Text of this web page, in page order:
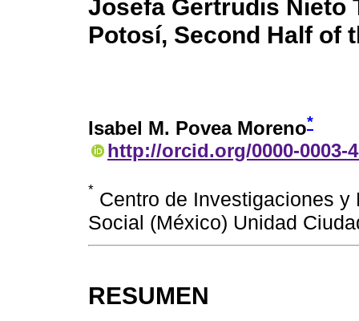
Josefa Gertrudis Nieto
Potosí, Second Half of
Isabel M. Povea Moreno*
http://orcid.org/0000-0003-
* Centro de Investigaciones
Social (México) Unidad
RESUMEN